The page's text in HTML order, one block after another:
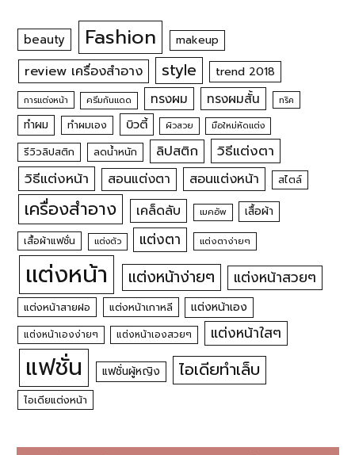
beauty Fashion makeup
review เครื่องสำอาง style trend 2018
การแต่งหน้า ครีมกันแดด ทรงผม ทรงผมสั้น ทริค
ทำผม ทำผมเอง บิวตี้ ผิวสวย มือใหม่หัดแต่ง
รีวิวลิปสติก ลดน้ำหนัก ลิปสติก
วิธีแต่งตา
วิธีแต่งหน้า
สอนแต่งตา สอนแต่งหน้า สไตล์
เครื่องสำอาง เคล็ดลับ เมคอัพ เสื้อผ้า
เสื้อผ้าแฟชั่น แต่งตัว แต่งตา แต่งตาง่ายๆ
แต่งหน้า แต่งหน้าง่ายๆ แต่งหน้าสวยๆ
แต่งหน้าสายฝอ แต่งหน้าเกาหลี แต่งหน้าเอง
แต่งหน้าเองง่ายๆ แต่งหน้าเองสวยๆ แต่งหน้าใสๆ
แฟชั่น แฟชั่นผู้หญิง ไอเดียทำเล็บ
ไอเดียแต่งหน้า